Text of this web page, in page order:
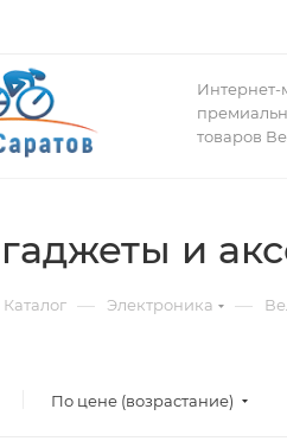
Интернет-
товаров
и
Каталог — Электроника —
По цене (возрастание)